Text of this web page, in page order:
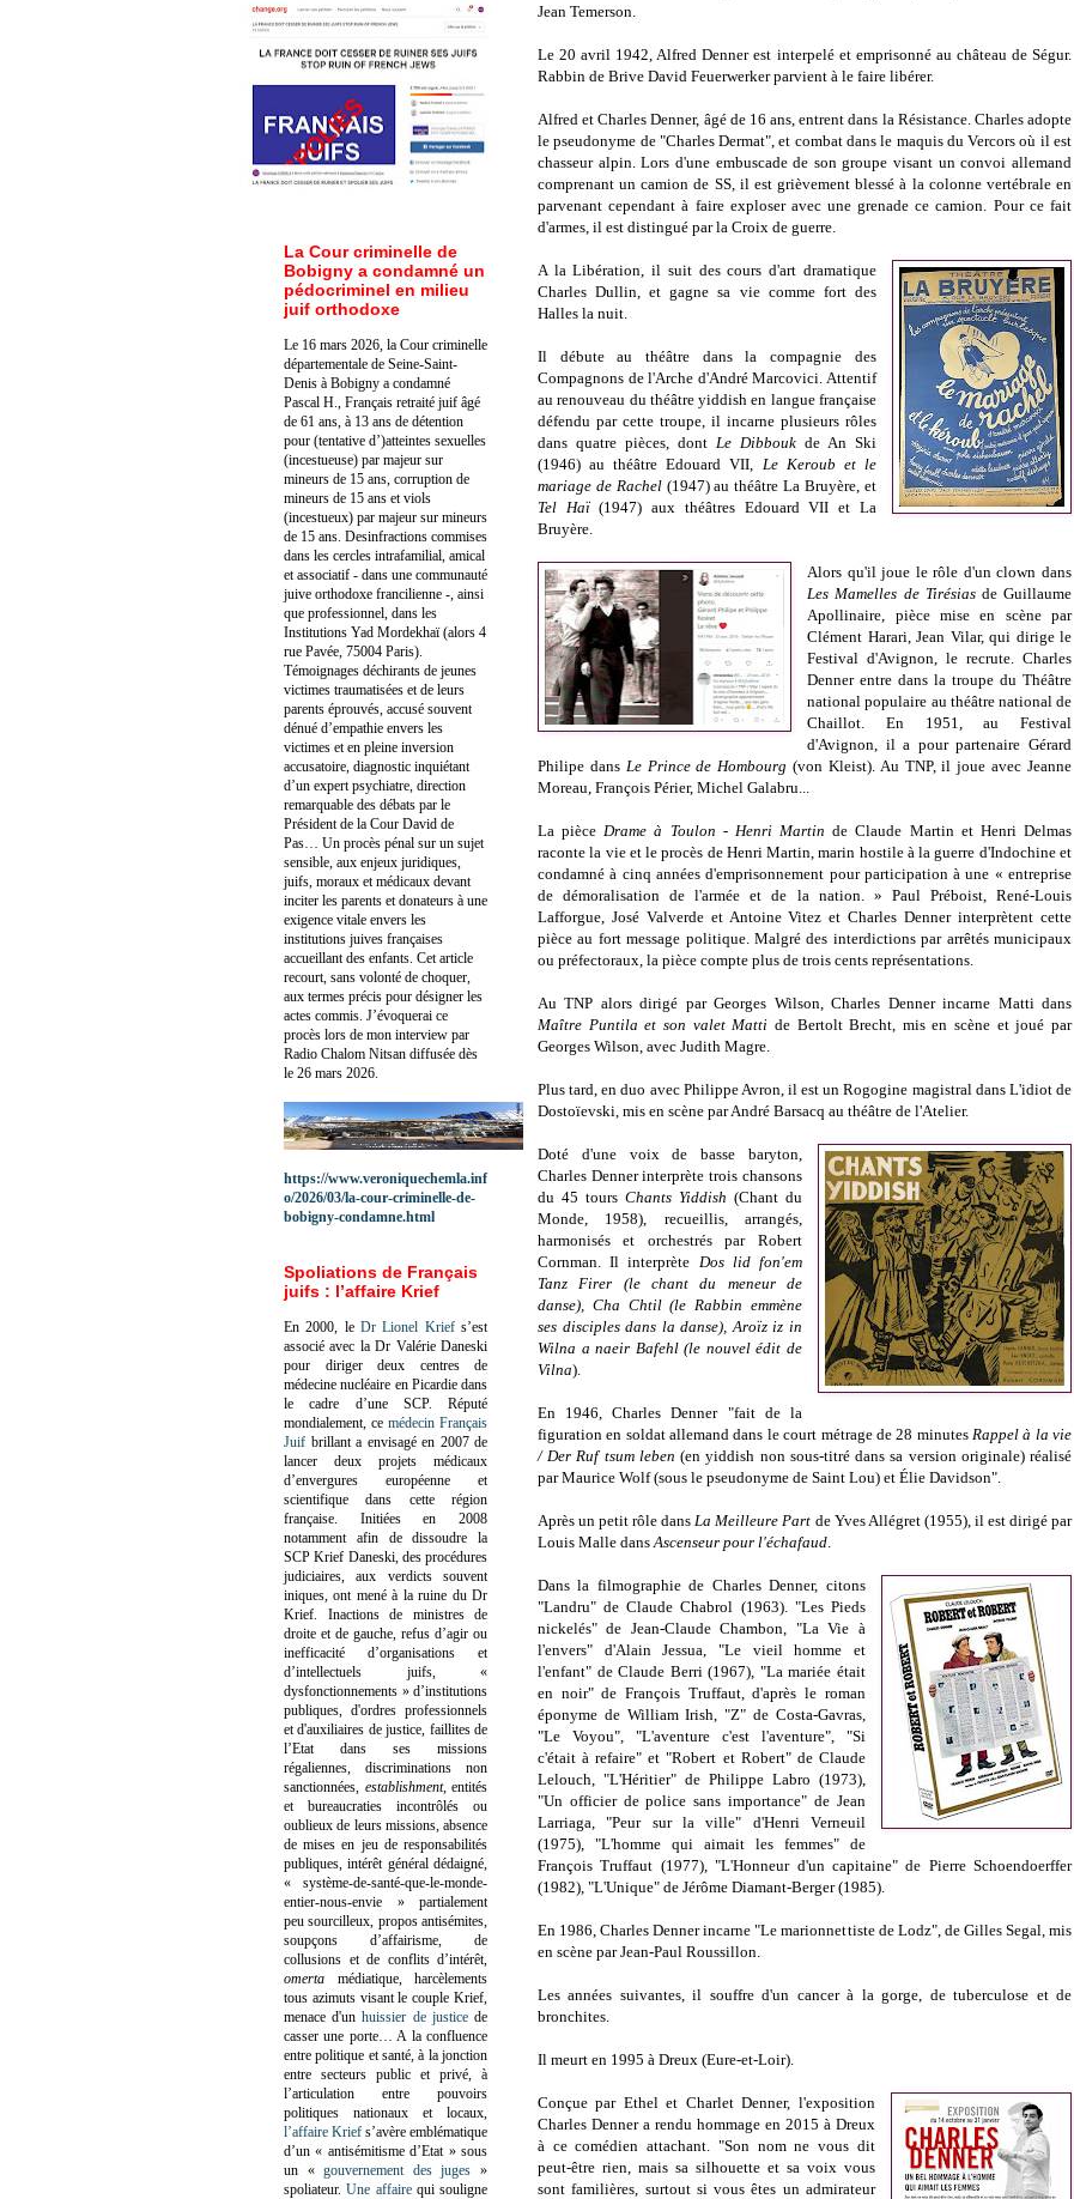
Jean Temerson.
Le 20 avril 1942, Alfred Denner est interpelé et emprisonné au château de Ségur.
Rabbin de Brive David Feuerwerker parvient à le faire libérer.
Alfred et Charles Denner, âgé de 16 ans, entrent dans la Résistance. Charles adopte
le pseudonyme de "Charles Dermat", et combat dans le maquis du Vercors où il est
chasseur alpin. Lors d'une embuscade de son groupe visant un convoi allemand
comprenant un camion de SS, il est grièvement blessé à la colonne vertébrale en
parvenant cependant à faire exploser avec une grenade ce camion. Pour ce fait
d'armes, il est distingué par la Croix de guerre.
A la Libération, il suit des cours d'art dramatique
Charles Dullin, et gagne sa vie comme fort des
Halles la nuit.
Il débute au théâtre dans la compagnie des
Compagnons de l'Arche d'André Marcovici. Attentif
au renouveau du théâtre yiddish en langue française
défendu par cette troupe, il incarne plusieurs rôles
dans quatre pièces, dont Le Dibboukde An Ski
(1946) au théâtre Edouard VII, Le Keroub et le
mariage de Rachel(1947) au théâtre La Bruyère, et
Tel Haï(1947) aux théâtres Edouard VII et La
Bruyère.
Alors qu'il joue le rôle d'un clown dans
Les Mamelles de Tirésiasde Guillaume
Apollinaire, pièce mise en scène par
Clément Harari, Jean Vilar, qui dirige le
Festival d'Avignon, le recrute. Charles
Denner entre dans la troupe du Théâtre
national populaire au théâtre national de
Chaillot. En 1951, au Festival
d'Avignon, il a pour partenaire Gérard
Philipe dans Le Prince de Hombourg (von Kleist). Au TNP, il joue avec Jeanne
Moreau, François Périer, Michel Galabru...
La pièceDrame à Toulon - Henri Martin de Claude Martin et Henri Delmas
raconte la vie et le procès de Henri Martin, marin hostile à la guerre d'Indochine et
condamné à cinq années d'emprisonnement pour participation à une « entreprise
de démoralisation de l'armée et de la nation. » Paul Préboist, René-Louis
Lafforgue, José Valverde et Antoine Vitez et Charles Denner interprètent cette
pièce au fort message politique. Malgré des interdictions par arrêtés municipaux
ou préfectoraux, la pièce compte plus de trois cents représentations.
Au TNP alors dirigé par Georges Wilson, Charles Denner incarne Matti dans
Maître Puntila et son valet Matti de Bertolt Brecht, mis en scène et joué par
Georges Wilson, avec Judith Magre.
Plus tard, en duo avec Philippe Avron, il est un Rogogine magistral dans L'idiot de
Dostoïevski, mis en scène par André Barsacq au théâtre de l'Atelier.
Doté d'une voix de basse baryton,
Charles Denner interprète trois chansons
du 45 tours Chants Yiddish (Chant du
Monde, 1958), recueillis, arrangés,
harmonisés et orchestrés par Robert
Cornman. Il interprète Dos lid fon'em
Tanz Firer (le chant du meneur de
danse), Cha Chtil (le Rabbin emmène
ses disciples dans la danse), Aroïz iz in
Wilna a naeir Bafehl (le nouvel édit de
Vilna).
En 1946, Charles Denner "fait de la
figuration en soldat allemand dans le court métrage de 28 minutes Rappel à la vie
/ Der Ruf tsum leben (en yiddish non sous-titré dans sa version originale) réalisé
par Maurice Wolf (sous le pseudonyme de Saint Lou) et Élie Davidson".
Après un petit rôle dansLa Meilleure Part de Yves Allégret (1955), il est dirigé par
Louis Malle dansAscenseur pour l'échafaud.
Dans la filmographie de Charles Denner, citons
"Landru" de Claude Chabrol (1963). "Les Pieds
nickelés" de Jean-Claude Chambon, "La Vie à
l'envers" d'Alain Jessua, "Le vieil homme et
l'enfant" de Claude Berri (1967), "La mariée était
en noir" de François Truffaut, d'après le roman
éponyme de William Irish, "Z" de Costa-Gavras,
"Le Voyou", "L'aventure c'est l'aventure", "Si
c'était à refaire" et "Robert et Robert" de Claude
Lelouch, "L'Héritier" de Philippe Labro (1973),
"Un officier de police sans importance" de Jean
Larriaga, "Peur sur la ville" d'Henri Verneuil
(1975), "L'homme qui aimait les femmes" de
François Truffaut (1977), "L'Honneur d'un capitaine" de Pierre Schoendoerffer
(1982), "L'Unique" de Jérôme Diamant-Berger (1985).
En 1986, Charles Denner incarne "Le marionnettiste de Lodz", de Gilles Segal, mis
en scène par Jean-Paul Roussillon.
Les années suivantes, il souffre d'un cancer à la gorge, de tuberculose et de
bronchites.
Il meurt en 1995 à Dreux (Eure-et-Loir).
Conçue par Ethel et Charlet Denner, l'exposition
Charles Denner a rendu hommage en 2015 à Dreux
à ce comédien attachant. "Son nom ne vous dit
peut-être rien, mais sa silhouette et sa voix vous
sont familières, surtout si vous êtes un admirateur
La Cour criminelle de
Bobigny a condamné un
pédocriminel en milieu
juif orthodoxe
Le 16 mars 2026, la Cour criminelle
départementale de Seine-Saint-
Denis à Bobigny a condamné
Pascal H., Français retraité juif âgé
de 61 ans, à 13 ans de détention
pour (tentative d’)atteintes sexuelles
(incestueuse) par majeur sur
mineurs de 15 ans, corruption de
mineurs de 15 ans et viols
(incestueux) par majeur sur mineurs
de 15 ans. Desinfractions commises
dans les cercles intrafamilial, amical
et associatif - dans une communauté
juive orthodoxe francilienne -, ainsi
que professionnel, dans les
Institutions Yad Mordekhaï (alors 4
rue Pavée, 75004 Paris).
Témoignages déchirants de jeunes
victimes traumatisées et de leurs
parents éprouvés, accusé souvent
dénué d’empathie envers les
victimes et en pleine inversion
accusatoire, diagnostic inquiétant
d’un expert psychiatre, direction
remarquable des débats par le
Président de la Cour David de
Pas… Un procès pénal sur un sujet
sensible, aux enjeux juridiques,
juifs, moraux et médicaux devant
inciter les parents et donateurs à une
exigence vitale envers les
institutions juives françaises
accueillant des enfants. Cet article
recourt, sans volonté de choquer,
aux termes précis pour désigner les
actes commis. J’évoquerai ce
procès lors de mon interview par
Radio Chalom Nitsan diffusée dès
le 26 mars 2026.
https://www.veroniquechemla.inf
o/2026/03/la-cour-criminelle-de-
bobigny-condamne.html
Spoliations de Français
juifs : l’affaire Krief
En 2000, le Dr Lionel Kriefs’est
associé avec la Dr Valérie Daneski
pour diriger deux centres de
médecine nucléaire en Picardie dans
le cadre d’une SCP. Réputé
mondialement, ce médecin Français
Juif brillant a envisagé en 2007 de
lancer deux projets médicaux
d’envergures européenne et
scientifique dans cette région
française. Initiées en 2008
notamment afin de dissoudre la
SCP Krief Daneski, des procédures
judiciaires, aux verdicts souvent
iniques, ont mené à la ruine du Dr
Krief. Inactions de ministres de
droite et de gauche, refus d’agir ou
inefficacité d’organisations et
d’intellectuels juifs, «
dysfonctionnements » d’institutions
publiques, d'ordres professionnels
et d'auxiliaires de justice, faillites de
l’Etat dans ses missions
régaliennes, discriminations non
sanctionnées, establishment, entités
et bureaucraties incontrôlés ou
oublieux de leurs missions, absence
de mises en jeu de responsabilités
publiques, intérêt général dédaigné,
« système-de-santé-que-le-monde-
entier-nous-envie » partialement
peu sourcilleux, propos antisémites,
soupçons d’affairisme, de
collusions et de conflits d’intérêt,
omerta médiatique, harcèlements
tous azimuts visant le couple Krief,
menace d'unhuissier de justicede
casser une porte… A la confluence
entre politique et santé, à la jonction
entre secteurs public et privé, à
l’articulation entre pouvoirs
politiques nationaux et locaux,
l’affaire Krief s’avère emblématique
d’un « antisémitisme d’Etat » sous
un «gouvernement des juges »
spoliateur.Une affairequi souligne